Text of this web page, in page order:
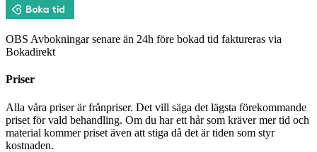
OBS Avbokningar senare än 24h före bokad tid faktureras via
Bokadirekt
Priser
Alla våra priser är frånpriser. Det vill säga det lägsta förekommande
priset för vald behandling. Om du har ett hår som kräver mer tid och
material kommer priset även att stiga då det är tiden som styr
kostnaden.